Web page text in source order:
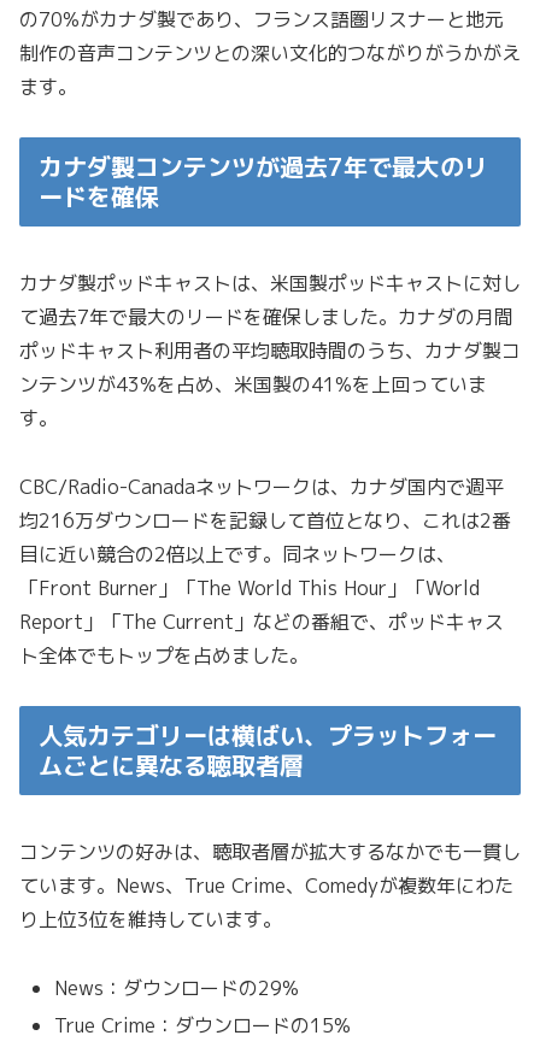
の70%がカナダ製であり、フランス語圏リスナーと地元
制作の音声コンテンツとの深い文化的つながりがうかがえ
ます。
カナダ製コンテンツが過去7年で最大のリ
ードを確保
カナダ製ポッドキャストは、米国製ポッドキャストに対し
て過去7年で最大のリードを確保しました。カナダの月間
ポッドキャスト利用者の平均聴取時間のうち、カナダ製コ
ンテンツが43%を占め、米国製の41%を上回っていま
す。
CBC/Radio-Canadaネットワークは、カナダ国内で週平
均216万ダウンロードを記録して首位となり、これは2番
目に近い競合の2倍以上です。同ネットワークは、
「Front Burner」「The World This Hour」「World
Report」「The Current」などの番組で、ポッドキャス
ト全体でもトップを占めました。
人気カテゴリーは横ばい、プラットフォー
ムごとに異なる聴取者層
コンテンツの好みは、聴取者層が拡大するなかでも一貫し
ています。News、True Crime、Comedyが複数年にわた
り上位3位を維持しています。
News：ダウンロードの29%
True Crime：ダウンロードの15%